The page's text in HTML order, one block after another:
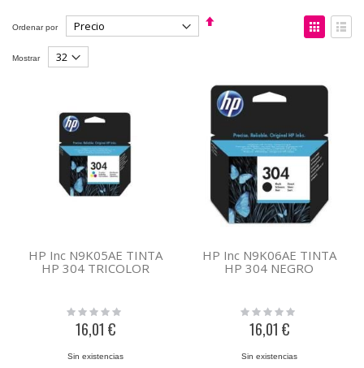
Ordenar por
Fijar
Ver
como
Mostrar
HP Inc N9K05AE TINTA
HP 304 TRICOLOR
Rating:
16,01 €
Sin existencias
HP Inc N9K06AE TINTA
HP 304 NEGRO
Rating:
16,01 €
Sin existencias